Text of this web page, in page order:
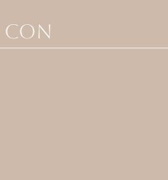
con